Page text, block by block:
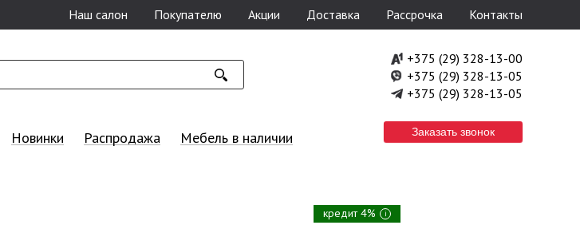
Наш салон Покупателю Акции Доставка Рассрочка Контакты
+375 (29) 328-13-00
+375 (29) 328-13-05
+375 (29) 328-13-05
Заказать звонок
Новинки Распродажа Мебель в наличии
кредит 4% i